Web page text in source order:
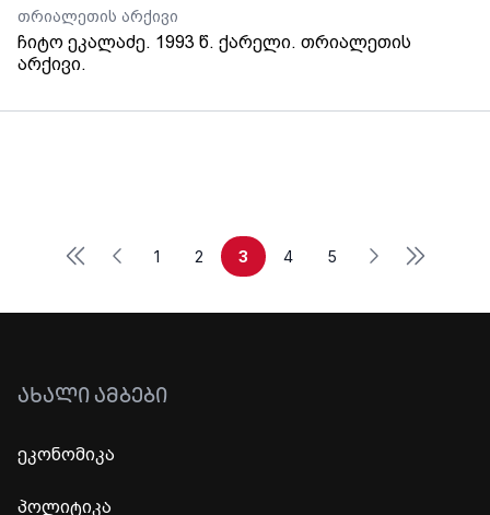
თრიალეთის არქივი
ჩიტო ეკალაძე. 1993 წ. ქარელი. თრიალეთის
არქივი.
First Previous
1 2 3 4 5 Next Last
ᲐᲮᲐᲚᲘ ᲐᲛᲑᲔᲑᲘ
ეკონომიკა
პოლიტიკა